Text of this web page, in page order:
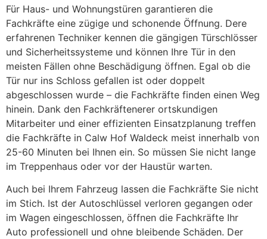
Für Haus- und Wohnungstüren garantieren die
Fachkräfte eine zügige und schonende Öffnung. Dere
erfahrenen Techniker kennen die gängigen Türschlösser
und Sicherheitssysteme und können Ihre Tür in den
meisten Fällen ohne Beschädigung öffnen. Egal ob die
Tür nur ins Schloss gefallen ist oder doppelt
abgeschlossen wurde – die Fachkräfte finden einen Weg
hinein. Dank den Fachkräftenerer ortskundigen
Mitarbeiter und einer effizienten Einsatzplanung treffen
die Fachkräfte in Calw Hof Waldeck meist innerhalb von
25-60 Minuten bei Ihnen ein. So müssen Sie nicht lange
im Treppenhaus oder vor der Haustür warten.
Auch bei Ihrem Fahrzeug lassen die Fachkräfte Sie nicht
im Stich. Ist der Autoschlüssel verloren gegangen oder
im Wagen eingeschlossen, öffnen die Fachkräfte Ihr
Auto professionell und ohne bleibende Schäden. Der